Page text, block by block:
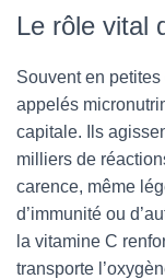
Le rôle vital
Souvent en
appelés
capitale. Ils
milliers de
carence, même
d’immunité ou
la vitamine C
transporte